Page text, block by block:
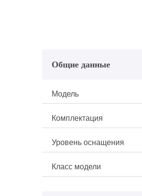
Общие данные
Модель
Комплектация
Уровень оснащения
Класс модели